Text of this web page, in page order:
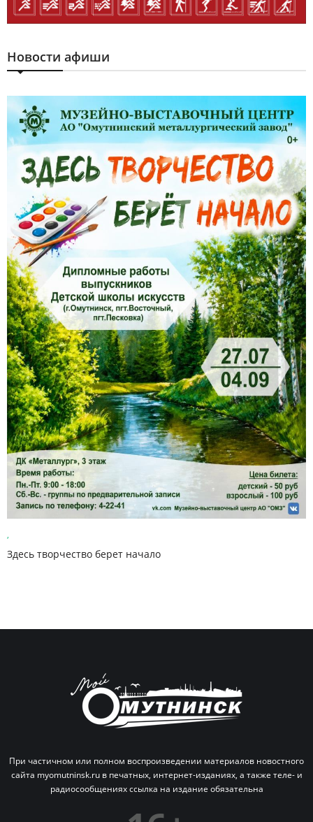
Новости афиши
,
Здесь творчество берет начало
При частичном или полном воспроизведении материалов новостного
сайта myomutninsk.ru в печатных, интернет-изданиях, а также теле- и
радиосообщениях ссылка на издание обязательна